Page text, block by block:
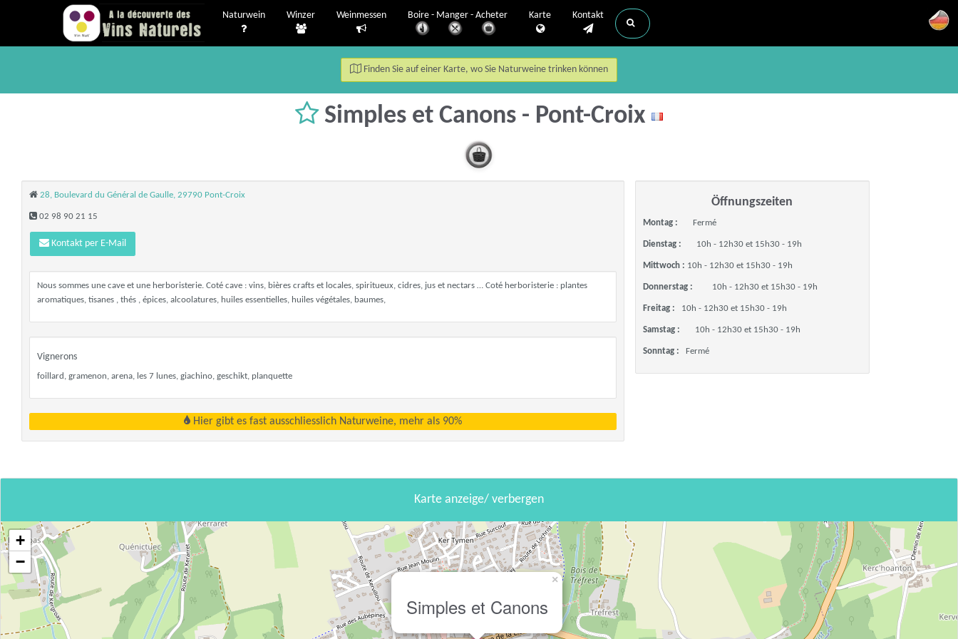
Naturwein Winzer Weinmessen Boire - Manger - Acheter Karte Kontakt
Finden Sie auf einer Karte, wo Sie Naturweine trinken können
Simples et Canons - Pont-Croix
28, Boulevard du Général de Gaulle, 29790 Pont-Croix
02 98 90 21 15
Kontakt per E-Mail
Nous sommes une cave et une herboristerie. Coté cave : vins, bières crafts et locales, spiritueux, cidres, jus et nectars … Coté herboristerie : plantes
aromatiques, tisanes , thés , épices, alcoolatures, huiles essentielles, huiles végétales, baumes,
Vignerons
foillard, gramenon, arena, les 7 lunes, giachino, geschikt, planquette
Hier gibt es fast ausschliesslich Naturweine, mehr als 90%
Öffnungszeiten
Montag : Fermé
Dienstag : 10h - 12h30 et 15h30 - 19h
Mittwoch : 10h - 12h30 et 15h30 - 19h
Donnerstag : 10h - 12h30 et 15h30 - 19h
Freitag : 10h - 12h30 et 15h30 - 19h
Samstag : 10h - 12h30 et 15h30 - 19h
Sonntag : Fermé
Karte anzeige/ verbergen
Simples et Canons
×
+
−